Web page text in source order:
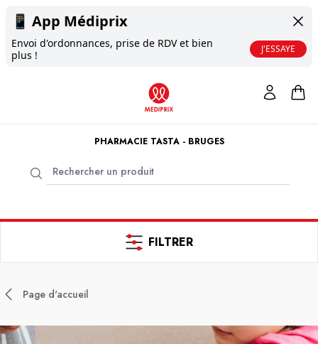
📱 App Médiprix
Envoi d'ordonnances, prise de RDV et bien
plus !
J'ESSAYE
PHARMACIE TASTA - BRUGES
FILTRER
Page d'accueil